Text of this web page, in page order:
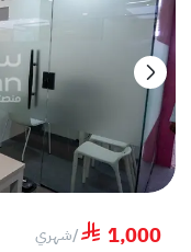
1,000
/شهري